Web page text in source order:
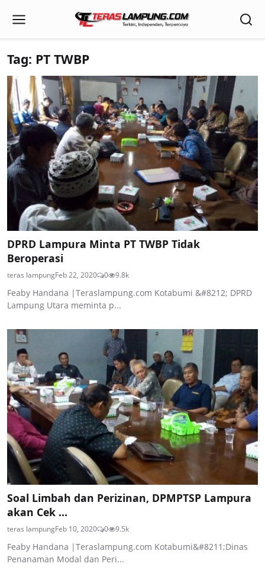
Tag: PT TWBP
DPRD Lampura Minta PT TWBP Tidak
Beroperasi
teras lampungFeb 22, 2020 0 9.8k
Feaby Handana |Teraslampung.com Kotabumi &#8212; DPRD
Lampung Utara meminta p...
Soal Limbah dan Perizinan, DPMPTSP Lampura
akan Cek ...
teras lampungFeb 10, 2020 0 9.5k
Feaby Handana |Teraslampung.com Kotabumi&#8211;Dinas
Penanaman Modal dan Peri...